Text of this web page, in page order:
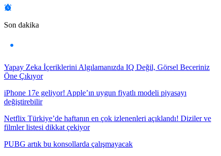
Son dakika
Yapay Zeka İçeriklerini Algılamanızda IQ Değil, Görsel Beceriniz
Öne Çıkıyor
iPhone 17e geliyor! Apple’ın uygun fiyatlı modeli piyasayı
değiştirebilir
Netflix Türkiye’de haftanın en çok izlenenleri açıklandı! Diziler ve
filmler listesi dikkat çekiyor
PUBG artık bu konsollarda çalışmayacak